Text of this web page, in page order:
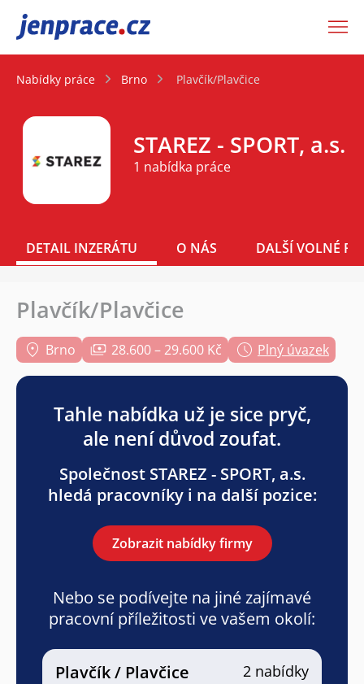
JenPráce.cz
Nabídky práce Brno Plavčík/Plavčice
STAREZ - SPORT, a.s.
1 nabídka práce
DETAIL INZERÁTU O NÁS DALŠÍ VOLNÉ
Plavčík/Plavčice
Brno 28.600 – 29.600 Kč Plný úvazek
Tahle nabídka už je sice pryč,
ale není důvod zoufat.
Společnost STAREZ - SPORT, a.s.
hledá pracovníky i na další pozice:
Zobrazit nabídky firmy
Nebo se podívejte na jiné zajímavé
pracovní příležitosti ve vašem okolí:
Plavčík / Plavčice 2 nabídky